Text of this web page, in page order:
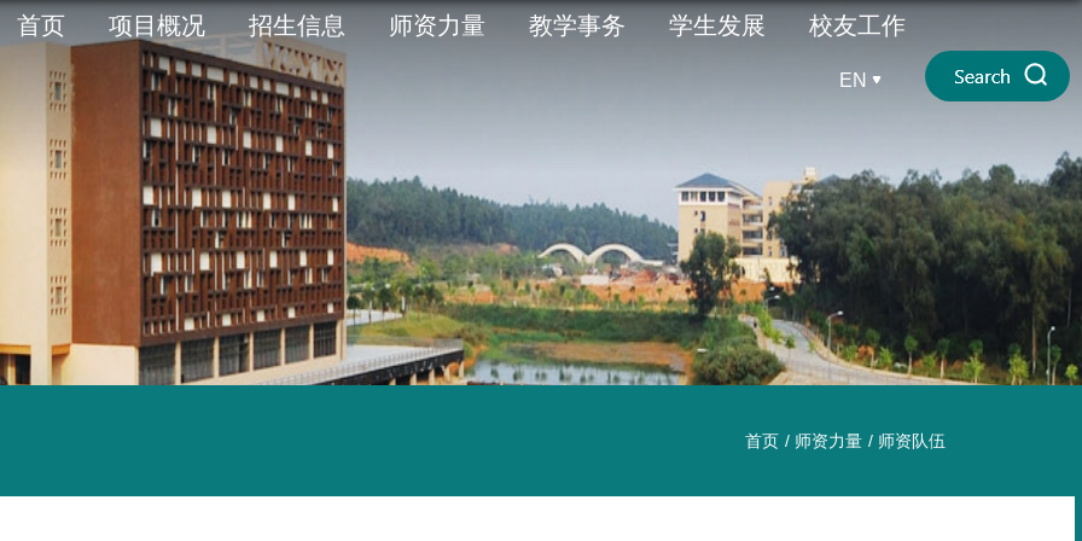
首页 项目概况 招生信息 师资力量 教学事务 学生发展 校友工作
EN
首页 / 师资力量 / 师资队伍